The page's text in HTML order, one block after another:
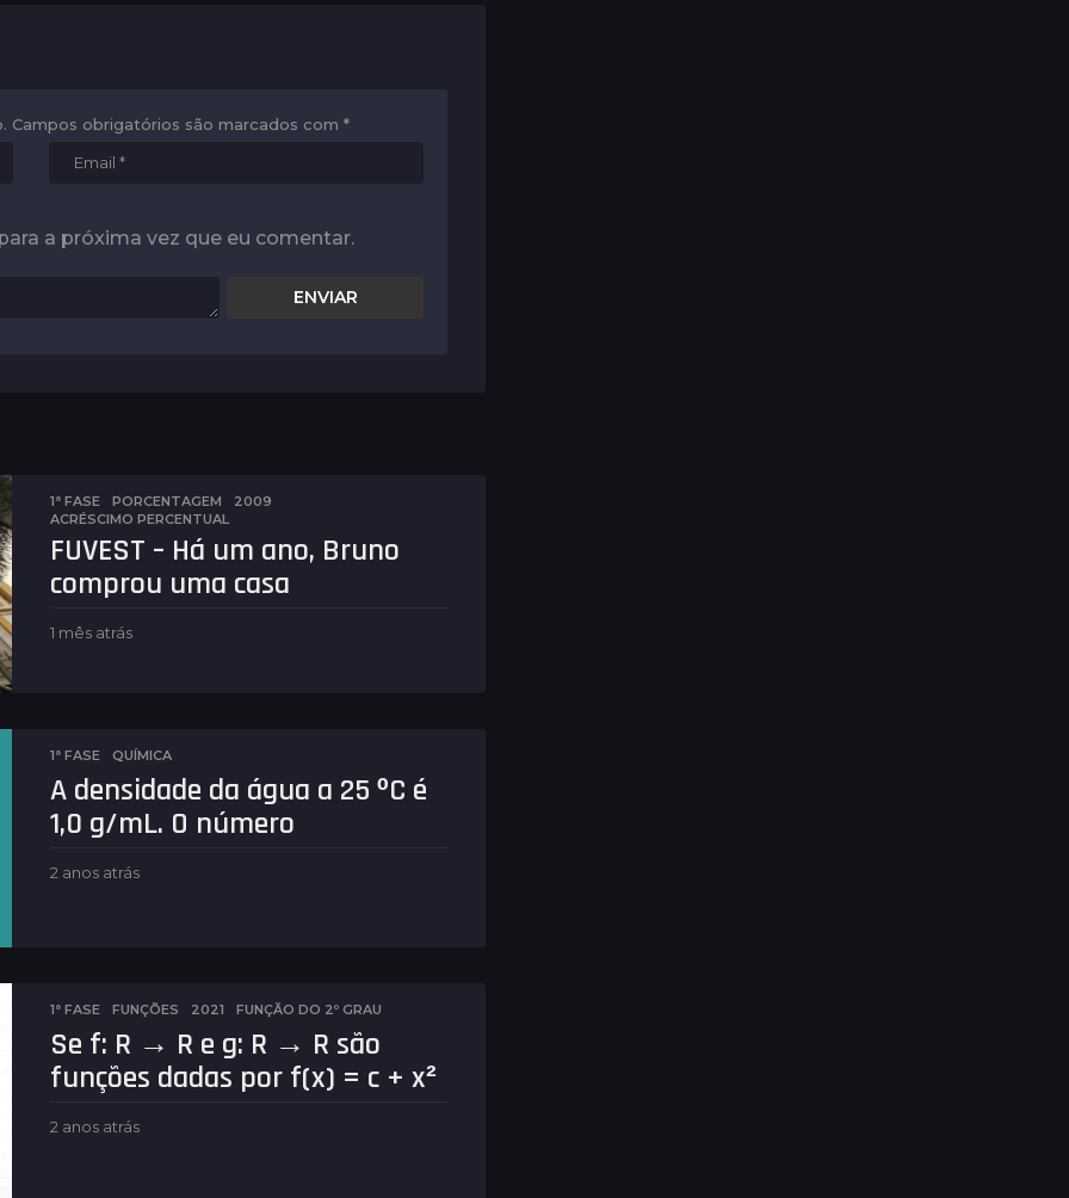
Campos obrigatórios são marcados com *
a próxima vez que eu comentar.
1ª FASE ,PORCENTAGEM 2009
ACRÉSCIMO PERCENTUAL
FUVEST – Há um ano, Bruno
comprou uma casa
1 mês atrás
t
á
s
1ª FASE ,QUÍMICA
A densidade da água a 25 ºC é
1,0 g/mL. O número
2 anos atrás
t
á
s
1ª FASE ,FUNÇÕES 2021 ,FUNÇÃO DO 2º GRAU
Se f: R → R e g: R → R são
funções dadas por f(x) = c + x²
2 anos atrás